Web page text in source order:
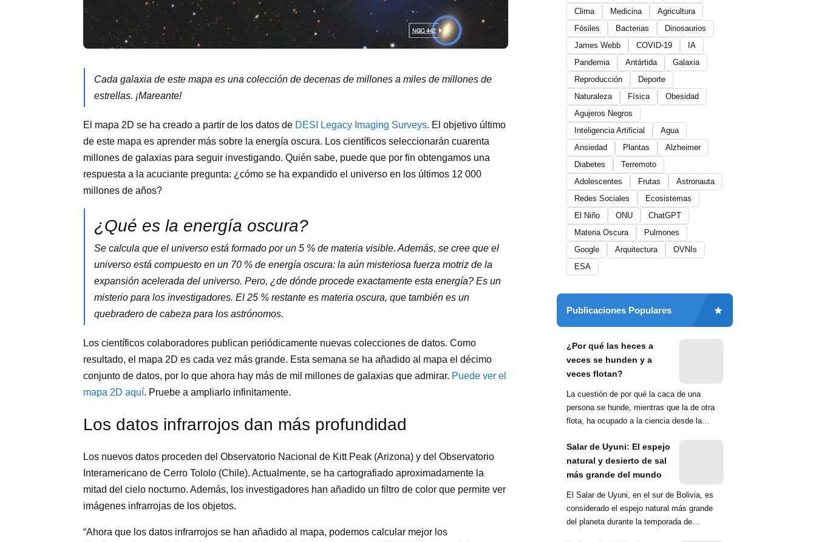
Cada galaxia de este mapa es una colección de decenas de millones a miles de millones de
estrellas. ¡Mareante!
El mapa 2D se ha creado a partir de los datos de DESI Legacy Imaging Surveys. El objetivo último
de este mapa es aprender más sobre la energía oscura. Los científicos seleccionarán cuarenta
millones de galaxias para seguir investigando. Quién sabe, puede que por fin obtengamos una
respuesta a la acuciante pregunta: ¿cómo se ha expandido el universo en los últimos 12 000
millones de años?
¿Qué es la energía oscura?
Se calcula que el universo está formado por un 5 % de materia visible. Además, se cree que el
universo está compuesto en un 70 % de energía oscura: la aún misteriosa fuerza motriz de la
expansión acelerada del universo. Pero, ¿de dónde procede exactamente esta energía? Es un
misterio para los investigadores. El 25 % restante es materia oscura, que también es un
quebradero de cabeza para los astrónomos.
Los científicos colaboradores publican periódicamente nuevas colecciones de datos. Como
resultado, el mapa 2D es cada vez más grande. Esta semana se ha añadido al mapa el décimo
conjunto de datos, por lo que ahora hay más de mil millones de galaxias que admirar. Puede ver el
mapa 2D aquí. Pruebe a ampliarlo infinitamente.
Los datos infrarrojos dan más profundidad
Los nuevos datos proceden del Observatorio Nacional de Kitt Peak (Arizona) y del Observatorio
Interamericano de Cerro Tololo (Chile). Actualmente, se ha cartografiado aproximadamente la
mitad del cielo nocturno. Además, los investigadores han añadido un filtro de color que permite ver
imágenes infrarrojas de los objetos.
“Ahora que los datos infrarrojos se han añadido al mapa, podemos calcular mejor los
Clima
Medicina
Agricultura
Fósiles
Bacterias
Dinosaurios
James Webb
COVID-19
IA
Pandemia
Antártida
Galaxia
Reproducción
Deporte
Naturaleza
Física
Obesidad
Agujeros Negros
Inteligencia Artificial
Agua
Ansiedad
Plantas
Alzheimer
Diabetes
Terremoto
Adolescentes
Frutas
Astronauta
Redes Sociales
Ecosistemas
El Niño
ONU
ChatGPT
Materia Oscura
Pulmones
Google
Arquitectura
OVNIs
ESA
Publicaciones Populares
¿Por qué las heces a
veces se hunden y a
veces flotan?
La cuestión de por qué la caca de una
persona se hunde, mientras que la de otra
flota, ha ocupado a la ciencia desde la
Salar de Uyuni: El espejo
natural y desierto de sal
más grande del mundo
El Salar de Uyuni, en el sur de Bolivia, es
considerado el espejo natural más grande
del planeta durante la temporada de